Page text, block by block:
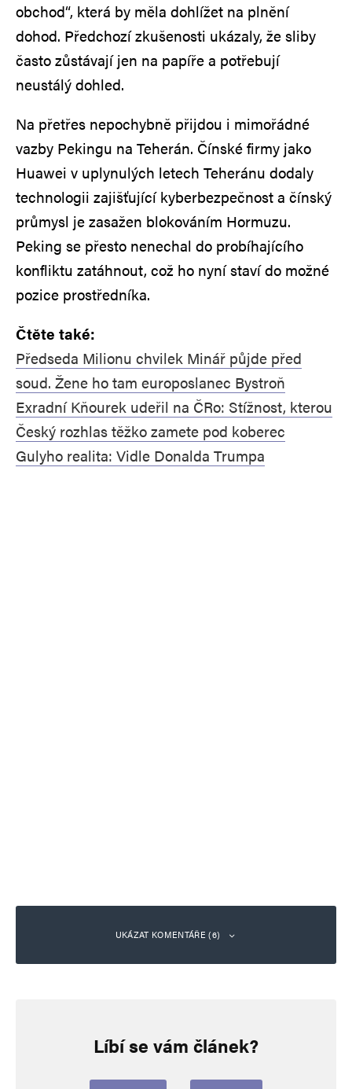
obchod“, která by měla dohlížet na plnění
dohod. Předchozí zkušenosti ukázaly, že sliby
často zůstávají jen na papíře a potřebují
neustálý dohled.
Na přetřes nepochybně přijdou i mimořádné
vazby Pekingu na Teherán. Čínské firmy jako
Huawei v uplynulých letech Teheránu dodaly
technologii zajišťující kyberbezpečnost a čínský
průmysl je zasažen blokováním Hormuzu.
Peking se přesto nenechal do probíhajícího
konfliktu zatáhnout, což ho nyní staví do možné
pozice prostředníka.
Čtěte také:
Předseda Milionu chvilek Minář půjde před
soud. Žene ho tam europoslanec Bystroň
Exradní Kňourek udeřil na ČRo: Stížnost, kterou
Český rozhlas těžko zamete pod koberec
Gulyho realita: Vidle Donalda Trumpa
UKÁZAT KOMENTÁŘE (6)
15. 5. 2026 (1:17)
Líbí se vám článek?